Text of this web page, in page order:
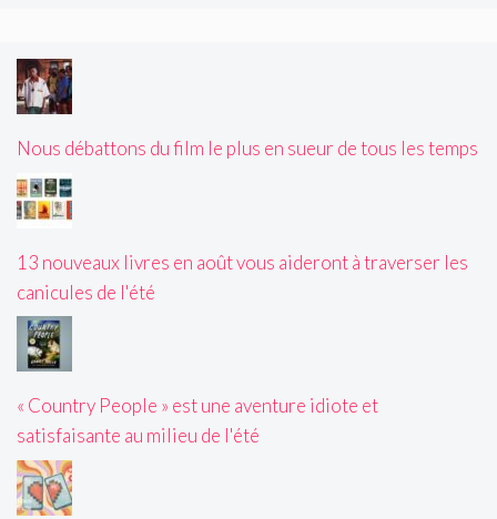
Nous débattons du film le plus en sueur de tous les temps
13 nouveaux livres en août vous aideront à traverser les
canicules de l'été
« Country People » est une aventure idiote et
satisfaisante au milieu de l'été